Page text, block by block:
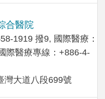
合醫院
1919 撥9, 國際醫療：
際醫療專線：+886-4-
灣大道八段699號